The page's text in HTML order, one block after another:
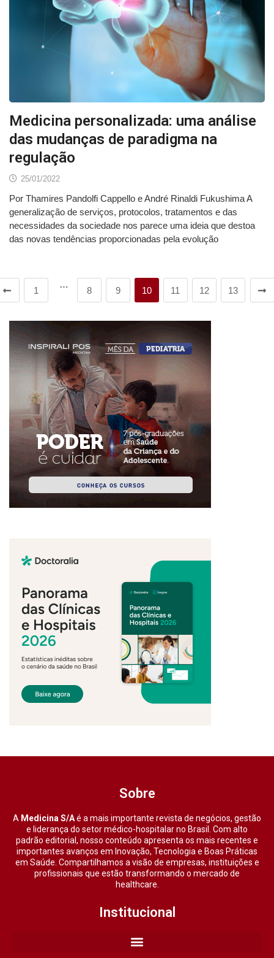
Medicina personalizada: uma análise
das mudanças de paradigma na
regulação
25/01/2022
Por Thamires Pandolfi Cappello e André Rinaldi Fukushima A
generalização de serviços, protocolos, tratamentos e das
necessidades da sociedade nos parece uma ideia que destoa
das novas tendências proporcionadas pela evolução
1
…
8 9 10 11 12 13
Sobre
A Medicina S/Aé a mais importante revista de negócios, gestão
e liderança do setor médico-hospitalar no Brasil. Com alto
padrão editorial, nosso conteúdo apresenta os mais recentes e
importantes avanços em Inovação, Tecnologia e Boas Práticas
em Saúde. Compartilhamos a visão de empresas, instituições e
profissionais que estão transformando o mercado de
healthcare.
Institucional